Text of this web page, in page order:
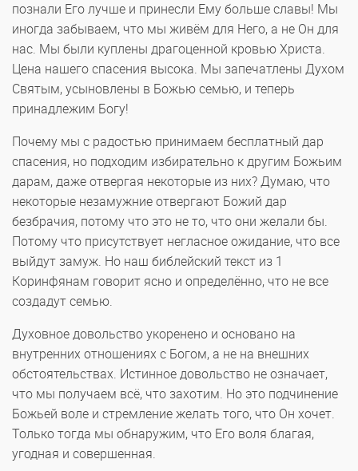
познали Его лучше и принесли Ему больше славы! Мы
иногда забываем, что мы живём для Него, а не Он для
нас. Мы были куплены драгоценной кровью Христа.
Цена нашего спасения высока. Мы запечатлены Духом
Святым, усыновлены в Божью семью, и теперь
принадлежим Богу!
Почему мы с радостью принимаем бесплатный дар
спасения, но подходим избирательно к другим Божьим
дарам, даже отвергая некоторые из них? Думаю, что
некоторые незамужние отвергают Божий дар
безбрачия, потому что это не то, что они желали бы.
Потому что присутствует негласное ожидание, что все
выйдут замуж. Но наш библейский текст из 1
Коринфянам говорит ясно и определённо, что не все
создадут семью.
Духовное довольство укоренено и основано на
внутренних отношениях с Богом, а не на внешних
обстоятельствах. Истинное довольство не означает,
что мы получаем всё, что захотим. Но это подчинение
Божьей воле и стремление желать того, что Он хочет.
Только тогда мы обнаружим, что Его воля благая,
угодная и совершенная.